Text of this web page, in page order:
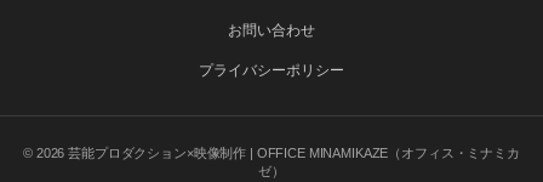
お問い合わせ
プライバシーポリシー
© 2026芸能プロダクション×映像制作 | OFFICE MINAMIKAZE（オフィス・ミナミカ
ゼ）